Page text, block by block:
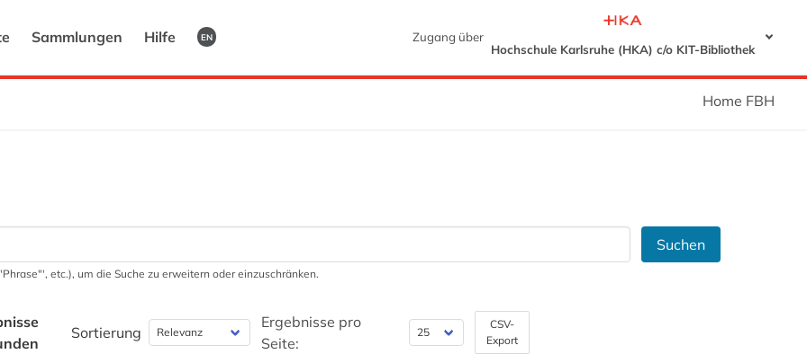
Sammlungen Hilfe EN
Zugang über
Hochschule Karlsruhe (HKA) c/o KIT-Bibliothek
Home FBH
Suchen
etc.), um die Suche zu erweitern oder einzuschränken.
Sortierung
Ergebnisse pro
Seite:
CSV-
Export